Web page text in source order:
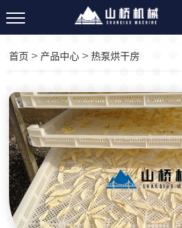
首页 > 产品中心 >热泵烘干房